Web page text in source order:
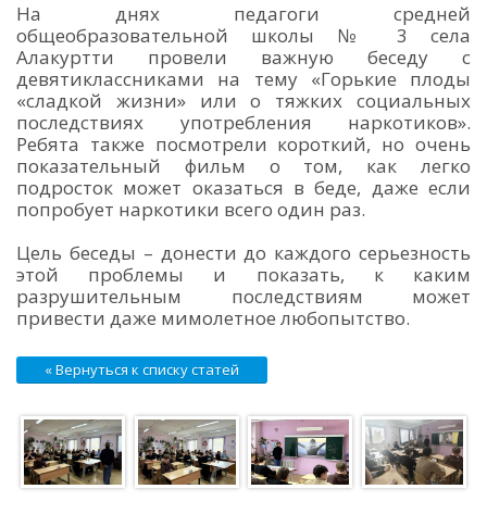
На днях педагоги средней
общеобразовательной школы № 3 села
Алакуртти провели важную беседу с
девятиклассниками на тему «Горькие плоды
«сладкой жизни» или о тяжких социальных
последствиях употребления наркотиков».
Ребята также посмотрели короткий, но очень
показательный фильм о том, как легко
подросток может оказаться в беде, даже если
попробует наркотики всего один раз.
Цель беседы – донести до каждого серьезность
этой проблемы и показать, к каким
разрушительным последствиям может
привести даже мимолетное любопытство.
« Вернуться к списку статей